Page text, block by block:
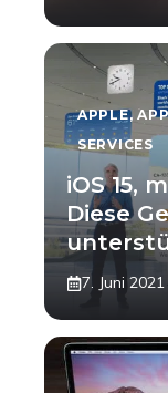
APPLE,
SERVICES
iOS 15,
Diese
7. Juni 2021